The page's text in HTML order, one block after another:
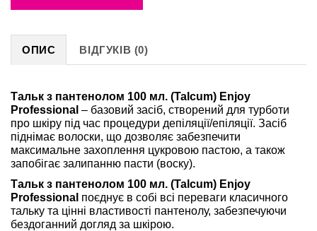
ОПИС ВІДГУКІВ (0)
Тальк з пантенолом 100 мл. (Talcum) Enjoy
Professional – базовий засіб, створений для турботи
про шкіру під час процедури депіляції/епіляції. Засіб
піднімає волоски, що дозволяє забезпечити
максимальне захоплення цукровою пастою, а також
запобігає залипанню пасти (воску).
Тальк з пантенолом 100 мл. (Talcum) Enjoy
Professional поєднує в собі всі переваги класичного
тальку та цінні властивості пантенолу, забезпечуючи
бездоганний догляд за шкірою.